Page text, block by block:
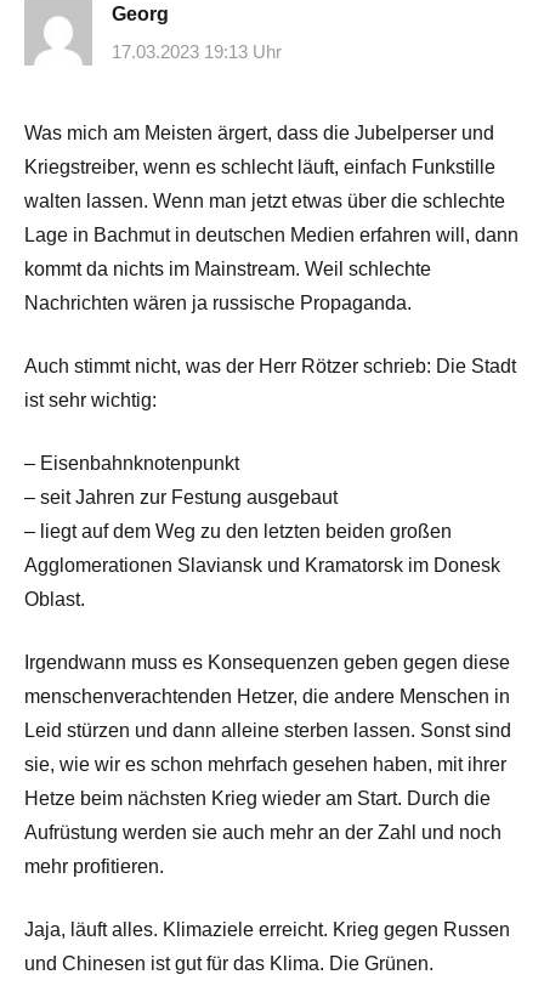
Georg
17.03.2023 19:13 Uhr
Was mich am Meisten ärgert, dass die Jubelperser und
Kriegstreiber, wenn es schlecht läuft, einfach Funkstille
walten lassen. Wenn man jetzt etwas über die schlechte
Lage in Bachmut in deutschen Medien erfahren will, dann
kommt da nichts im Mainstream. Weil schlechte
Nachrichten wären ja russische Propaganda.
Auch stimmt nicht, was der Herr Rötzer schrieb: Die Stadt
ist sehr wichtig:
– Eisenbahnknotenpunkt
– seit Jahren zur Festung ausgebaut
– liegt auf dem Weg zu den letzten beiden großen
Agglomerationen Slaviansk und Kramatorsk im Donesk
Oblast.
Irgendwann muss es Konsequenzen geben gegen diese
menschenverachtenden Hetzer, die andere Menschen in
Leid stürzen und dann alleine sterben lassen. Sonst sind
sie, wie wir es schon mehrfach gesehen haben, mit ihrer
Hetze beim nächsten Krieg wieder am Start. Durch die
Aufrüstung werden sie auch mehr an der Zahl und noch
mehr profitieren.
Jaja, läuft alles. Klimaziele erreicht. Krieg gegen Russen
und Chinesen ist gut für das Klima. Die Grünen.